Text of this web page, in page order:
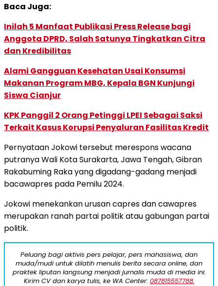
Baca Juga:
Inilah 5 Manfaat Publikasi Press Release bagi
Anggota DPRD, Salah Satunya Tingkatkan Citra
dan Kredibilitas
Alami Gangguan Kesehatan Usai Konsumsi
Makanan Program MBG, Kepala BGN Kunjungi
Siswa Cianjur
KPK Panggil 2 Orang Petinggi LPEI Sebagai Saksi
Terkait Kasus Korupsi Penyaluran Fasilitas Kredit
Pernyataan Jokowi tersebut merespons wacana
putranya Wali Kota Surakarta, Jawa Tengah, Gibran
Rakabuming Raka yang digadang-gadang menjadi
bacawapres pada Pemilu 2024.
Jokowi menekankan urusan capres dan cawapres
merupakan ranah partai politik atau gabungan partai
politik.
Peluang bagi aktivis pers pelajar, pers mahasiswa, dan
muda/mudi untuk dilatih menulis berita secara online, dan
praktek liputan langsung menjadi jurnalis muda di media ini.
Kirim CV dan karya tulis, ke WA Center: 087815557788.